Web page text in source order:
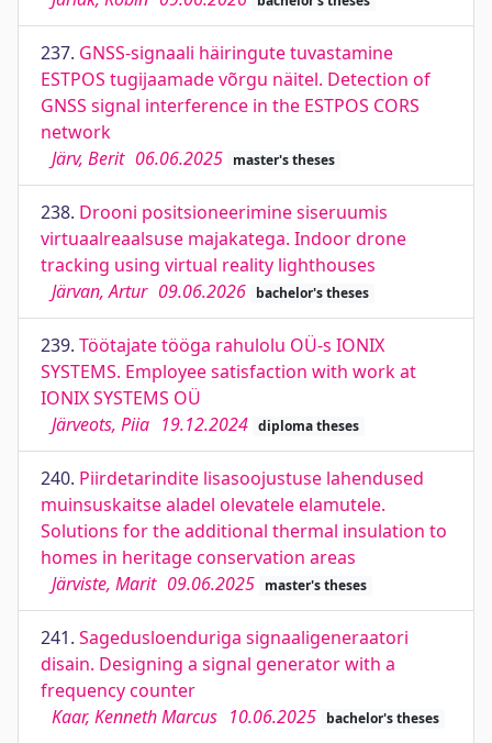
237. GNSS-signaali häiringute tuvastamine
ESTPOS tugijaamade võrgu näitel. Detection of
GNSS signal interference in the ESTPOS CORS
network
Järv, Berit 06.06.2025 master's theses
238. Drooni positsioneerimine siseruumis
virtuaalreaalsuse majakatega. Indoor drone
tracking using virtual reality lighthouses
Järvan, Artur 09.06.2026 bachelor's theses
239. Töötajate tööga rahulolu OÜ-s IONIX
SYSTEMS. Employee satisfaction with work at
IONIX SYSTEMS OÜ
Järveots, Piia 19.12.2024 diploma theses
240. Piirdetarindite lisasoojustuse lahendused
muinsuskaitse aladel olevatele elamutele.
Solutions for the additional thermal insulation to
homes in heritage conservation areas
Järviste, Marit 09.06.2025 master's theses
241. Sagedusloenduriga signaaligeneraatori
disain. Designing a signal generator with a
frequency counter
Kaar, Kenneth Marcus 10.06.2025 bachelor's theses